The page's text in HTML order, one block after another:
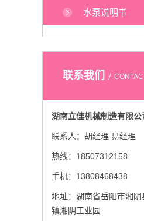
水泵说明书
联系我们
湖南立佳机械制造有限公
联系人：胡经理 易经理
热线：18507312158
手机：13808468438
地址：湖南省岳阳市湘阴
镇湘阴工业园